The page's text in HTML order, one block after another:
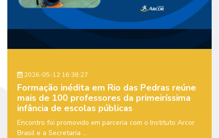
2026-05-12 16:38:27
Formação inédita em Rio das Pedras reúne
mais de 100 professores da primeiríssima
infância de escolas públicas
Encontro foi promovido em parceria com o Instituto Arcor
Brasil e a Secretaria ...